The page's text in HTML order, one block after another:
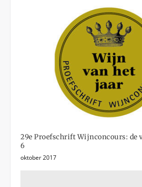
29e Proefschrift Wijnconcours: de
6
oktober 2017